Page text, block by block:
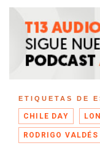
ETIQUETAS DE
CHILE DAY
RODRIGO VALDÉS